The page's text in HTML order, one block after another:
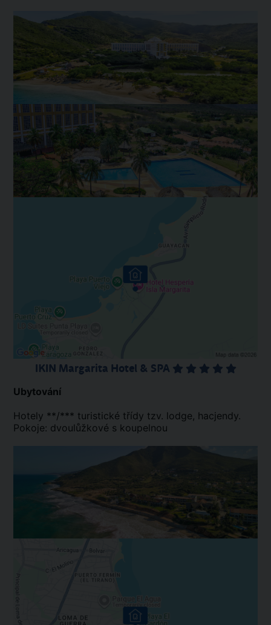
IKIN Margarita Hotel & SPA
Ubytování
Hotely **/*** turistické třídy tzv. lodge, hacjendy.
Pokoje: dvoulůžkové s koupelnou